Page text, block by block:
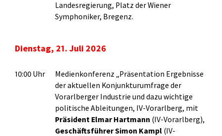
Landesregierung, Platz der Wiener
Symphoniker, Bregenz.
Dienstag, 21. Juli 2026
10:00 Uhr
Medienkonferenz „Präsentation Ergebnisse
der aktuellen Konjunkturumfrage der
Vorarlberger Industrie und dazu wichtige
politische Ableitungen, IV-Vorarlberg, mit
Präsident ElmarHartmann (IV-Vorarlberg),
Geschäftsführer Simon Kampl (IV-